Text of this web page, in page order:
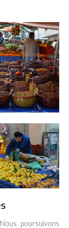
poursuivons